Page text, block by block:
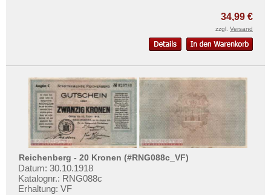
34,99 €
zzgl. Versand
Reichenberg - 20 Kronen (#RNG088c_VF)
Datum: 30.10.1918
Katalognr.: RNG088c
Erhaltung: VF